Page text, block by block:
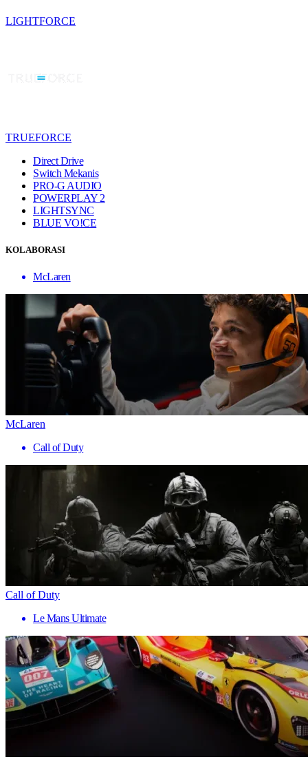
LIGHTFORCE
TRUEFORCE
Direct Drive
Switch Mekanis
PRO-G AUDIO
POWERPLAY 2
LIGHTSYNC
BLUE VO!CE
KOLABORASI
McLaren
McLaren
Call of Duty
Call of Duty
Le Mans Ultimate